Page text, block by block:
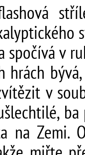
v
hrách
v
na Zemi.